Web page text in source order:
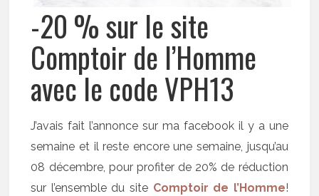
-20 % sur le site
Comptoir de l’Homme
avec le code VPH13
J’avais fait l’annonce sur ma facebook il y a une
semaine et il reste encore une semaine, jusqu’au
08 décembre, pour profiter de 20% de réduction
sur l’ensemble du site Comptoir de l’Homme!